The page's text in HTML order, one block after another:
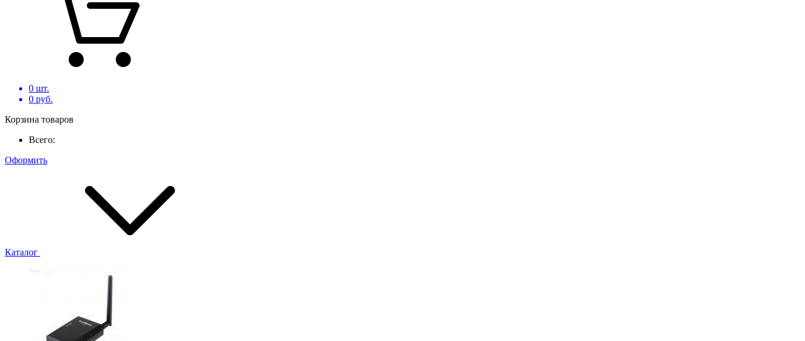
0 шт.
0 руб.
Корзина товаров
Всего:
Оформить
Каталог